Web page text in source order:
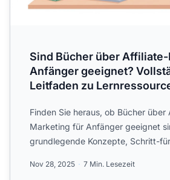
Sind Bücher über
Anfänger geeignet?
Leitfaden zu
Finden Sie heraus, ob Bücher über
Marketing für Anfänger geeignet
grundlegende Konzepte, Schritt-
Nov 28, 2025 7 Min. Lesezeit